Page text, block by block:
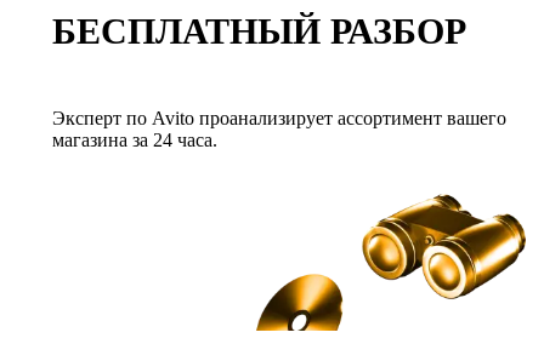
БЕСПЛАТНЫЙ РАЗБОР
Эксперт по Avito проанализирует ассортимент вашего
магазина за 24 часа.